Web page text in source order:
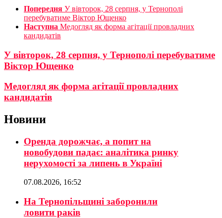
Попередня У вівторок, 28 серпня, у Тернополі
перебуватиме Віктор Ющенко
Наступна Медогляд як форма агітації провладних
кандидатів
У вівторок, 28 серпня, у Тернополі перебуватиме
Віктор Ющенко
Медогляд як форма агітації провладних
кандидатів
Новини
Оренда дорожчає, а попит на
новобудови падає: аналітика ринку
нерухомості за липень в Україні
07.08.2026, 16:52
На Тернопільщині заборонили
ловити раків